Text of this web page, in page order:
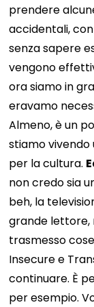
prendere
accidentali,
senza sapere
vengono
ora siamo in
eravamo
Almeno, è un
stiamo
per la cultura.
non credo sia
beh, la
grande lettore,
trasmesso
Insecure e
continuare. È
per esempio.